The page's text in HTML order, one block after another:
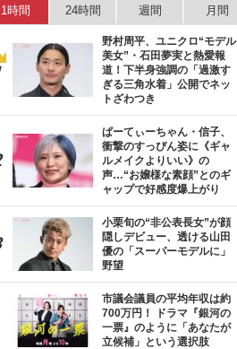
1時間 24時間 週間 月間
野村周平、ユニクロ“モデル
美女”・石田夢実と熱愛報
道！下半身強調の「過激す
ぎる三角水着」公開でネッ
トざわつき
ぱーてぃーちゃん・信子、
衝撃のすっぴん姿に《ギャ
ルメイクよりいい》の
声…“お嬢様な素顔”とのギ
ャップで好感度爆上がり
小栗旬の“非公表長女”が顔
隠しデビュー、透ける山田
優の「スーパーモデルに」
野望
市議会議員の平均年収は約
700万円！ ドラマ『銀河の
一票』のように「あなたが
立候補」という選択肢